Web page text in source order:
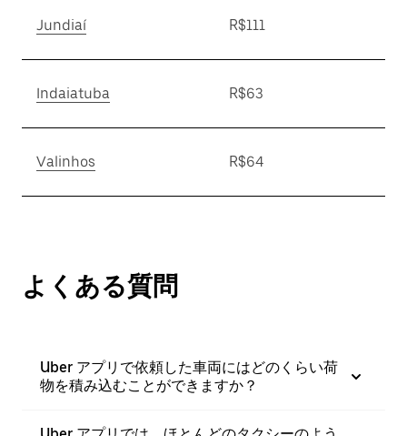
Jundiaí R$111
Indaiatuba R$63
Valinhos R$64
よくある質問
Uber アプリで依頼した車両にはどのくらい荷
物を積み込むことができますか？